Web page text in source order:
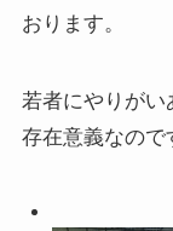
おります。
若者にやりがい
存在意義なので